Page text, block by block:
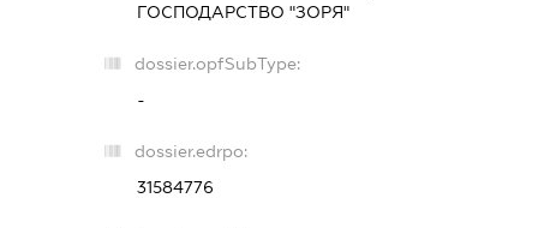
ГОСПОДАРСТВО "ЗОРЯ"
dossier.opfSubType:
-
dossier.edrpo:
31584776